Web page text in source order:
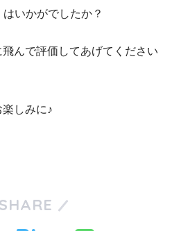
いかがでしたか？
んで評価してあげてください
しみに♪
SHARE